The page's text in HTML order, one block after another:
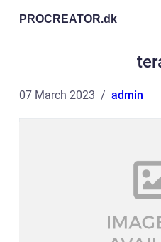
PROCREATOR.dk
07 March 2023 admin